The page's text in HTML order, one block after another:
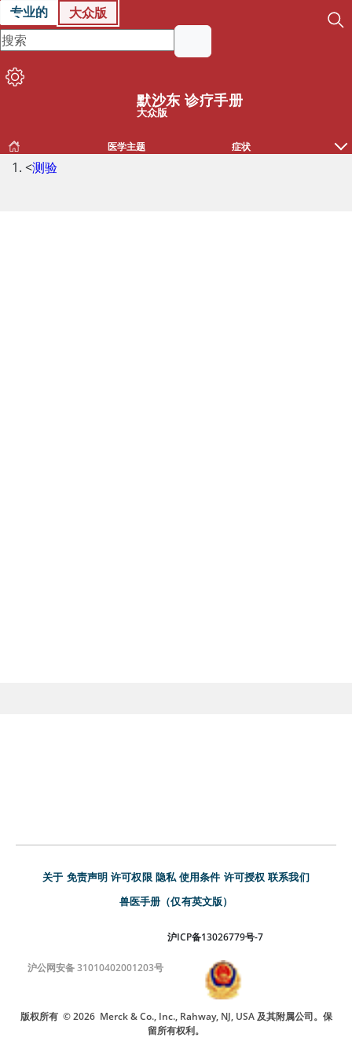
专业的 大众版
默沙东 诊疗手册
大众版
医学主题 症状
<测验
关于 免责声明 许可权限 隐私 使用条件 许可授权 联系我们
兽医手册（仅有英文版）
沪ICP备13026779号-7
沪公网安备 31010402001203号
版权所有 © 2026 Merck & Co., Inc., Rahway, NJ, USA 及其附属公司。保
留所有权利。